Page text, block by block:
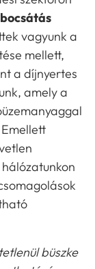
vagyunk a
mellett,
a díjnyertes
amely a
büszke